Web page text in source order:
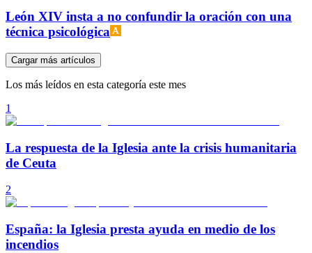
León XIV insta a no confundir la oración con una
técnica psicológica
Cargar más artículos
Los más leídos en esta categoría este mes
1
La respuesta de la Iglesia ante la crisis humanitaria
de Ceuta
2
España: la Iglesia presta ayuda en medio de los
incendios